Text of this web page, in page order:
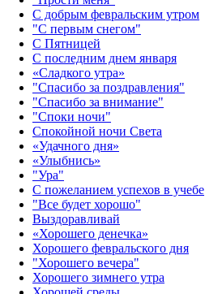
С добрым февральским утром
"С первым снегом"
С Пятницей
С последним днем января
«Сладкого утра»‎
"Спасибо за поздравления"
"Спасибо за внимание"
"Споки ночи"
Спокойной ночи Света
«Удачного дня»‎
«Улыбнись»‎
"Ура"
С пожеланием успехов в учебе
"Все будет хорошо"
Выздоравливай
«‎Хорошего денечка»‎
Хорошего февральского дня
"Хорошего вечера"
Хорошего зимнего утра